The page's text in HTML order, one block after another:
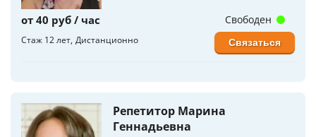
от 40 руб / час
Стаж 12 лет Дистанционно
Свободен
Связаться
Репетитор Марина
Геннадьевна